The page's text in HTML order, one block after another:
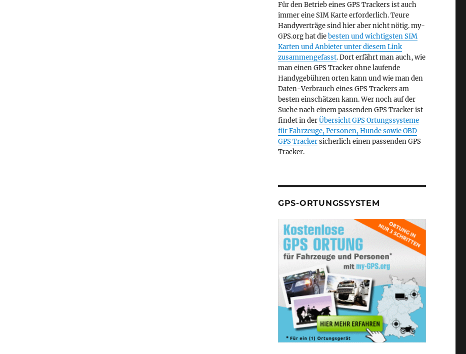
Für den Betrieb eines GPS Trackers ist auch
immer eine SIM Karte erforderlich. Teure
Handyverträge sind hier aber nicht nötig. my-
GPS.org hat diebesten und wichtigsten SIM
Karten und Anbieter unter diesem Link
zusammengefasst. Dort erfährt man auch, wie
man einen GPS Tracker ohne laufende
Handygebühren orten kann und wie man den
Daten-Verbrauch eines GPS Trackers am
besten einschätzen kann. Wer noch auf der
Suche nach einem passenden GPS Tracker ist
findet in derÜbersicht GPS Ortungssysteme
für Fahrzeuge, Personen, Hunde sowieOBD
GPS Trackersicherlich einen passenden GPS
Tracker.
GPS-ORTUNGSSYSTEM